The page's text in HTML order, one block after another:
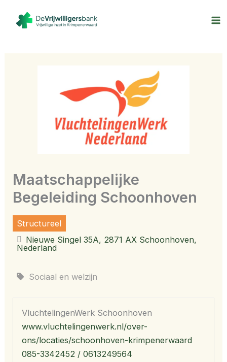
naar
Maatschappelijke
Begeleiding Schoonhoven
Structureel
Nieuwe Singel 35A, 2871 AX Schoonhoven,
Nederland
Sociaal en welzijn
VluchtelingenWerk Schoonhoven
www.vluchtelingenwerk.nl/over-
ons/locaties/schoonhoven-krimpenerwaard
085-3342452 / 0613249564